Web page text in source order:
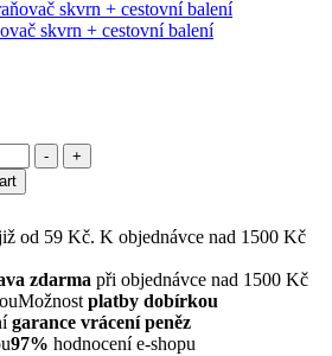
skvrn + cestovní balení
od 59 Kč. K objednávce nad 1500 Kč
zdarma při objednávce nad 1500 Kč
Možnost platby dobírkou
garance vrácení peněz
97% hodnocení e-shopu